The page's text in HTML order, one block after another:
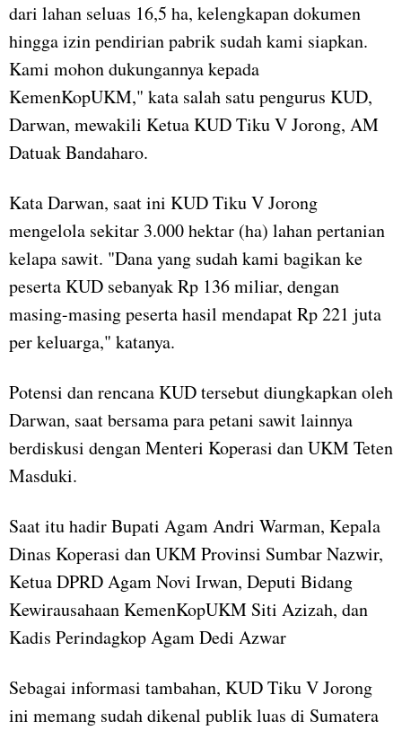
dari lahan seluas 16,5 ha, kelengkapan dokumen
hingga izin pendirian pabrik sudah kami siapkan.
Kami mohon dukungannya kepada
KemenKopUKM," kata salah satu pengurus KUD,
Darwan, mewakili Ketua KUD Tiku V Jorong, AM
Datuak Bandaharo.
Kata Darwan, saat ini KUD Tiku V Jorong
mengelola sekitar 3.000 hektar (ha) lahan pertanian
kelapa sawit. "Dana yang sudah kami bagikan ke
peserta KUD sebanyak Rp 136 miliar, dengan
masing-masing peserta hasil mendapat Rp 221 juta
per keluarga," katanya.
Potensi dan rencana KUD tersebut diungkapkan oleh
Darwan, saat bersama para petani sawit lainnya
berdiskusi dengan Menteri Koperasi dan UKM Teten
Masduki.
Saat itu hadir Bupati Agam Andri Warman, Kepala
Dinas Koperasi dan UKM Provinsi Sumbar Nazwir,
Ketua DPRD Agam Novi Irwan, Deputi Bidang
Kewirausahaan KemenKopUKM Siti Azizah, dan
Kadis Perindagkop Agam Dedi Azwar
Sebagai informasi tambahan, KUD Tiku V Jorong
ini memang sudah dikenal publik luas di Sumatera